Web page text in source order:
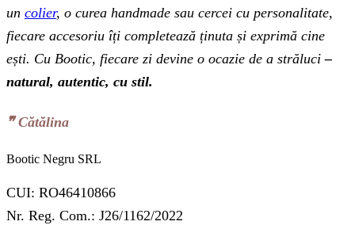
un colier, o curea handmade sau cercei cu personalitate,
fiecare accesoriu îți completează ținuta și exprimă cine
ești. Cu Bootic, fiecare zi devine o ocazie de a străluci –
natural, autentic, cu stil.
❞‬ Cătălina
Bootic Negru SRL
CUI: RO46410866
Nr. Reg. Com.: J26/1162/2022